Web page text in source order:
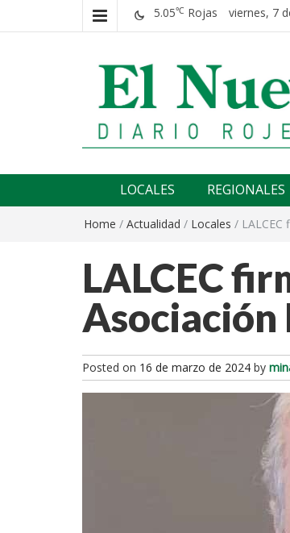
5.05℃ Rojas viernes, 7
El nuevo
LOCALES REGIONALES
Home / Actualidad / Locales /
LALCEC
Asociación
Posted on 16 de marzo de 2024 by